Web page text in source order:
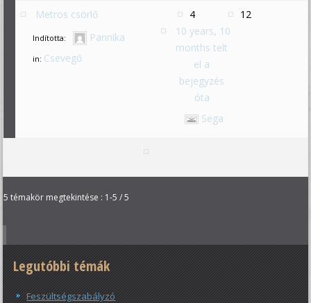
Metros csörlő
Indította: Pannika
in: Csevegő
4
12
10 years, 10
months telt
el a
bejegyzés
óta
Sega
5 témakör megtekintése : 1-5 / 5
Legutóbbi témák
Feszültségszabályzó